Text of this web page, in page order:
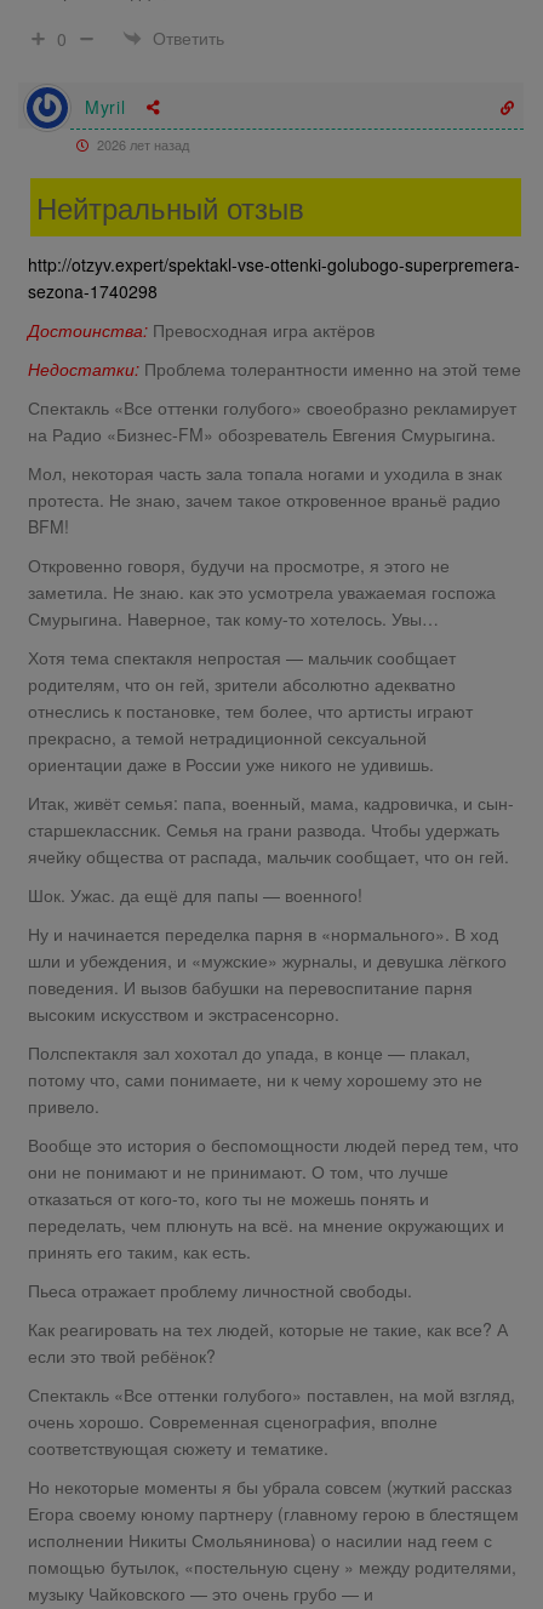
0
Ответить
Myril
2026 лет назад
Нейтральный отзыв
http://otzyv.expert/spektakl-vse-ottenki-golubogo-superpremera-
sezona-1740298
Достоинства: Превосходная игра актёров
Недостатки: Проблема толерантности именно на этой теме
Спектакль «Все оттенки голубого» своеобразно рекламирует
на Радио «Бизнес-FM» обозреватель Евгения Смурыгина.
Мол, некоторая часть зала топала ногами и уходила в знак
протеста. Не знаю, зачем такое откровенное враньё радио
BFM!
Откровенно говоря, будучи на просмотре, я этого не
заметила. Не знаю. как это усмотрела уважаемая госпожа
Смурыгина. Наверное, так кому-то хотелось. Увы…
Хотя тема спектакля непростая — мальчик сообщает
родителям, что он гей, зрители абсолютно адекватно
отнеслись к постановке, тем более, что артисты играют
прекрасно, а темой нетрадиционной сексуальной
ориентации даже в России уже никого не удивишь.
Итак, живёт семья: папа, военный, мама, кадровичка, и сын-
старшеклассник. Семья на грани развода. Чтобы удержать
ячейку общества от распада, мальчик сообщает, что он гей.
Шок. Ужас. да ещё для папы — военного!
Ну и начинается переделка парня в «нормального». В ход
шли и убеждения, и «мужские» журналы, и девушка лёгкого
поведения. И вызов бабушки на перевоспитание парня
высоким искусством и экстрасенсорно.
Полспектакля зал хохотал до упада, в конце — плакал,
потому что, сами понимаете, ни к чему хорошему это не
привело.
Вообще это история о беспомощности людей перед тем, что
они не понимают и не принимают. О том, что лучше
отказаться от кого-то, кого ты не можешь понять и
переделать, чем плюнуть на всё. на мнение окружающих и
принять его таким, как есть.
Пьеса отражает проблему личностной свободы.
Как реагировать на тех людей, которые не такие, как все? А
если это твой ребёнок?
Спектакль «Все оттенки голубого» поставлен, на мой взгляд,
очень хорошо. Современная сценография, вполне
соответствующая сюжету и тематике.
Но некоторые моменты я бы убрала совсем (жуткий рассказ
Егора своему юному партнеру (главному герою в блестящем
исполнении Никиты Смольянинова) о насилии над геем с
помощью бутылок, «постельную сцену » между родителями,
музыку Чайковского — это очень грубо — и